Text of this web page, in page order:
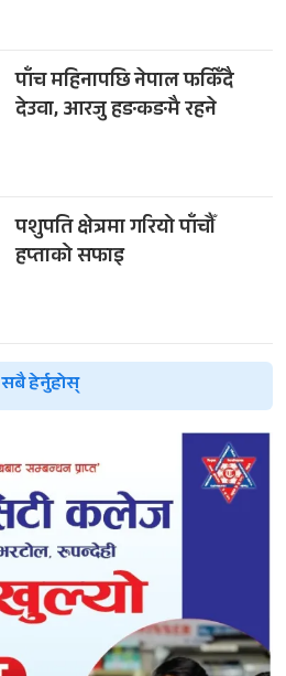
पाँच महिनापछि नेपाल फर्किँदै
देउवा, आरजु हङकङमै रहने
पशुपति क्षेत्रमा गरियो पाँचौँ
हप्ताको सफाइ
सबै हेर्नुहोस्